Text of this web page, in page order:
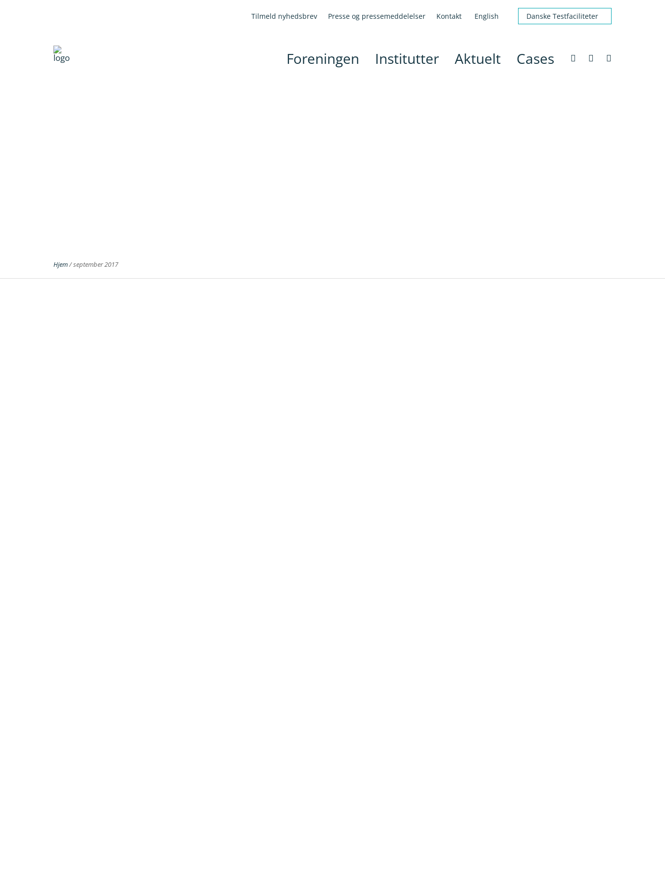
Tilmeld nyhedsbrev Presse og pressemeddelelser Kontakt English Danske Testfaciliteter
Foreningen Institutter Aktuelt Cases
Hjem/september 2017